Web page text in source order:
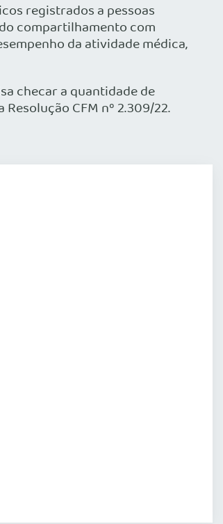
registrados a pessoas
compartilhamento com
da atividade médica,
checar a quantidade de
Resolução CFM nº 2.309/22.